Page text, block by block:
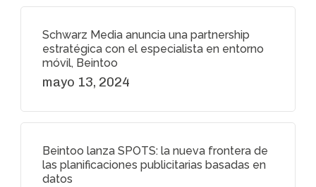
Schwarz Media anuncia una partnership
estratégica con el especialista en entorno
móvil, Beintoo
mayo 13, 2024
Beintoo lanza SPOTS: la nueva frontera de
las planificaciones publicitarias basadas en
datos